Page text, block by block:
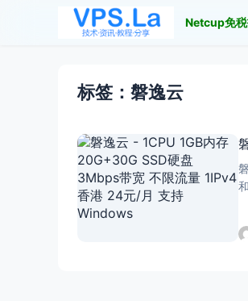
Netcup免税
标签：磐逸云